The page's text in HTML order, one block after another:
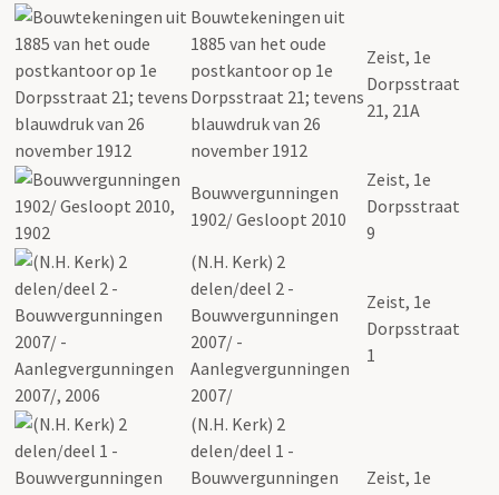
Bouwtekeningen uit
1885 van het oude
postkantoor op 1e
Dorpsstraat 21; tevens
blauwdruk van 26
november 1912
Zeist, 1e
Dorpsstraat
21, 21A
Bouwvergunningen
1902/ Gesloopt 2010
Zeist, 1e
Dorpsstraat
9
(N.H. Kerk) 2
delen/deel 2 -
Bouwvergunningen
2007/ -
Aanlegvergunningen
2007/
Zeist, 1e
Dorpsstraat
1
(N.H. Kerk) 2
delen/deel 1 -
Bouwvergunningen
Zeist, 1e